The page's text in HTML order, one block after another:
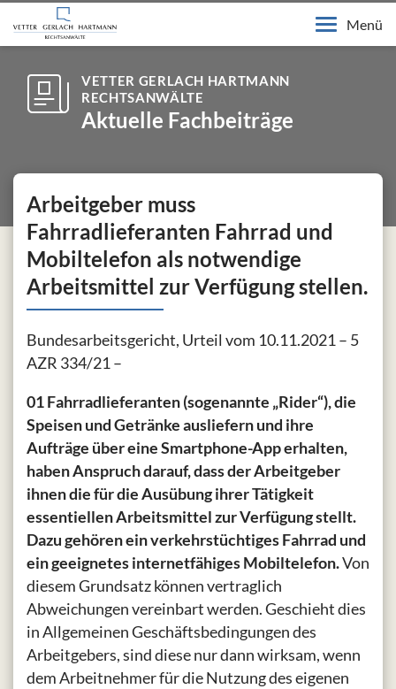
Menü
VETTER GERLACH HARTMANN
RECHTSANWÄLTE
Aktuelle Fachbeiträge
Arbeitgeber muss
Fahrradlieferanten Fahrrad und
Mobiltelefon als notwendige
Arbeitsmittel zur Verfügung stellen.
Bundesarbeitsgericht, Urteil vom 10.11.2021 – 5
AZR 334/21 –
01 Fahrradlieferanten (sogenannte „Rider“), die
Speisen und Getränke ausliefern und ihre
Aufträge über eine Smartphone-App erhalten,
haben Anspruch darauf, dass der Arbeitgeber
ihnen die für die Ausübung ihrer Tätigkeit
essentiellen Arbeitsmittel zur Verfügung stellt.
Dazu gehören ein verkehrstüchtiges Fahrrad und
ein geeignetes internetfähiges Mobiltelefon.Von
diesem Grundsatz können vertraglich
Abweichungen vereinbart werden. Geschieht dies
in Allgemeinen Geschäftsbedingungen des
Arbeitgebers, sind diese nur dann wirksam, wenn
dem Arbeitnehmer für die Nutzung des eigenen